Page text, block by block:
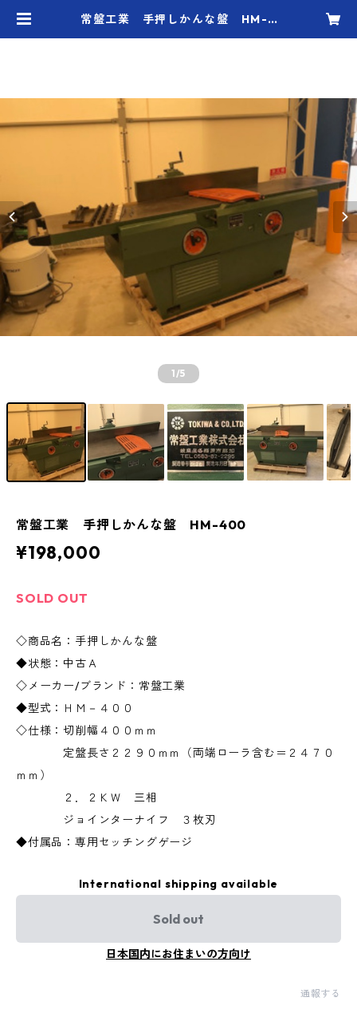
常盤工業 手押しかんな盤 HM-4
1/5
常盤工業 手押しかんな盤 HM-400
¥198,000
SOLD OUT
◇商品名：手押しかんな盤
◆状態：中古Ａ
◇メーカー/ブランド：常盤工業
◆型式：ＨＭ－４００
◇仕様：切削幅４００ｍｍ
定盤長さ２２９０ｍｍ（両端ローラ含む＝２４７０
ｍｍ）
２．２ＫＷ 三相
ジョインターナイフ ３枚刃
◆付属品：専用セッチングゲージ
International shipping available
Sold out
日本国内にお住まいの方向け
通報する